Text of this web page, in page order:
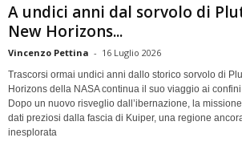
A undici anni dal sorvolo di
New Horizons...
Vincenzo Pettina - 16 Luglio 2026
Trascorsi ormai undici anni dallo storico sorvolo di
Horizons della NASA continua il suo viaggio ai
Dopo un nuovo risveglio dall’ibernazione, la
dati preziosi dalla fascia di Kuiper, una regione
inesplorata